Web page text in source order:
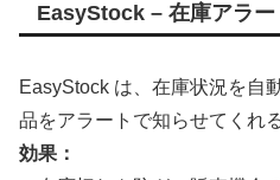
EasyStock – 在庫アラー
EasyStock は、在庫状況を自
品をアラートで知らせてくれ
効果：